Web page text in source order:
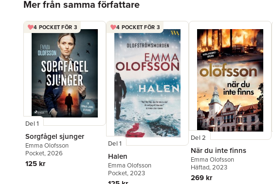
Mer från samma författare
4 POCKET FÖR 3
Del 1
Sorgfågel sjunger
Emma Olofsson
Pocket, 2026
125 kr
4 POCKET FÖR 3
Del 1
Halen
Emma Olofsson
Pocket, 2023
Del 2
När du inte finns
Emma Olofsson
Häftad, 2023
269 kr